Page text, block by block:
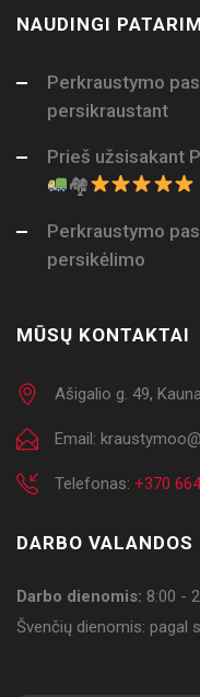
NAUDINGI
Perkraustymo
persikraustant
Prieš užsisakant
🏘
Perkraustymo
persikėlimo
MŪSŲ KONTAKTAI
Ašigalio g. 49,
Email:
Telefonas: +370
DARBO VALANDOS
Darbo dienomis: 8:00 -
Švenčių dienomis: pagal